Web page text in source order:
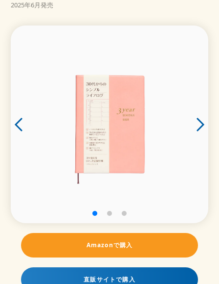
2025年6月発売
Amazonで購入
直販サイトで購入